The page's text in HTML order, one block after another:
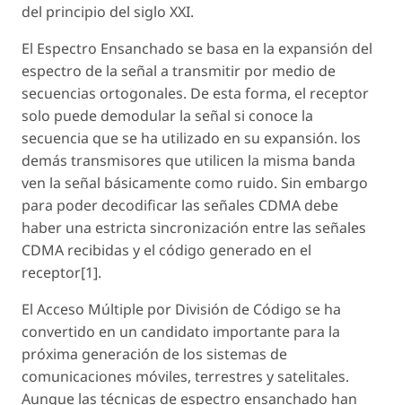
del principio del siglo XXI.
El Espectro Ensanchado se basa en la expansión del
espectro de la señal a transmitir por medio de
secuencias ortogonales. De esta forma, el receptor
solo puede demodular la señal si conoce la
secuencia que se ha utilizado en su expansión. los
demás transmisores que utilicen la misma banda
ven la señal básicamente como ruido. Sin embargo
para poder decodificar las señales CDMA debe
haber una estricta sincronización entre las señales
CDMA recibidas y el código generado en el
receptor[1].
El Acceso Múltiple por División de Código se ha
convertido en un candidato importante para la
próxima generación de los sistemas de
comunicaciones móviles, terrestres y satelitales.
Aunque las técnicas de espectro ensanchado han